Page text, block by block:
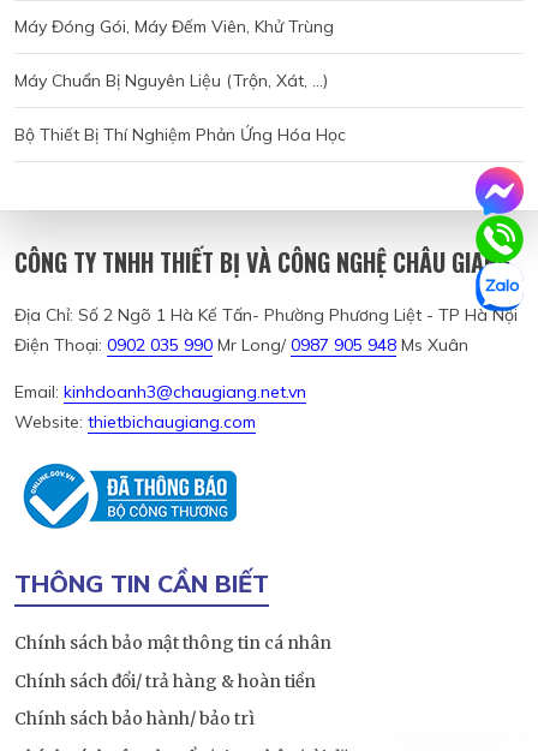
Máy Đóng Gói, Máy Đếm Viên, Khử Trùng
Máy Chuẩn Bị Nguyên Liệu (trộn, Xát, ...)
Bộ Thiết Bị Thí Nghiệm Phản Ứng Hóa Học
CÔNG TY TNHH THIẾT BỊ VÀ CÔNG NGHỆ CHÂU GIANG
Địa Chỉ: Số 2 Ngõ 1 Hà Kế Tấn- Phường Phương Liệt - TP Hà Nội
Điện Thoại: 0902 035 990 Mr Long/0987 905 948 Ms Xuân
Email: kinhdoanh3@chaugiang.net.vn
Website: thietbichaugiang.com
THÔNG TIN CẦN BIẾT
Chính sách bảo mật thông tin cá nhân
Chính sách đổi/ trả hàng & hoàn tiền
Chính sách bảo hành/ bảo trì